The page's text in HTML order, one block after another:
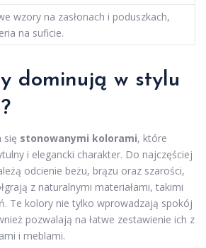
wzory na zasłonach i poduszkach,
na suficie.
dominują w stylu
się stonowanymi kolorami, które
i elegancki charakter. Do najczęściej
odcienie beżu, brązu oraz szarości,
z naturalnymi materiałami, takimi
Te kolory nie tylko wprowadzają spokój
pozwalają na łatwe zestawienie ich z
i meblami.